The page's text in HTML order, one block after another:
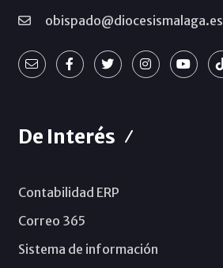
obispado@diocesismalaga.es
De Interés
Contabilidad ERP
Correo 365
Sistema de información